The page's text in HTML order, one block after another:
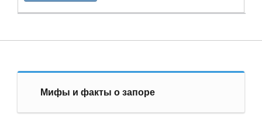
Мифы и факты о запоре